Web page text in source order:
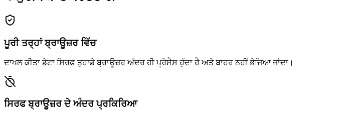
ਪੂਰੀ ਤਰ੍ਹਾਂ ਬ੍ਰਾਊਜ਼ਰ ਵਿੱਚ
ਦਾਖਲ ਕੀਤਾ ਡੇਟਾ ਸਿਰਫ਼ ਤੁਹਾਡੇ ਬ੍ਰਾਊਜ਼ਰ ਅੰਦਰ ਹੀ ਪ੍ਰੋਸੈਸ ਹੁੰਦਾ ਹੈ ਅਤੇ ਬਾਹਰ ਨਹੀਂ ਭੇਜਿਆ ਜਾਂਦਾ।
ਸਿਰਫ ਬ੍ਰਾਊਜ਼ਰ ਦੇ ਅੰਦਰ ਪ੍ਰਕਿਰਿਆ